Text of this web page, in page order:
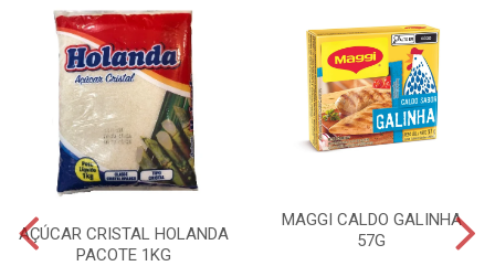
AÇÚCAR CRISTAL HOLANDA
PACOTE 1KG
MAGGI CALDO GALINHA
57G